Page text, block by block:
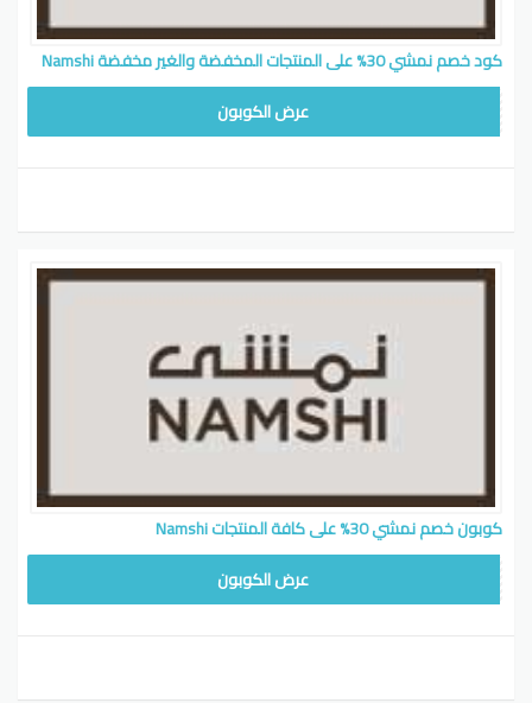
كود خصم نمشي 30% على المنتجات المخفضة والغير مخفضة Namshi
عرض الكوبون
كوبون خصم نمشي 30% على كافة المنتجات Namshi
عرض الكوبون